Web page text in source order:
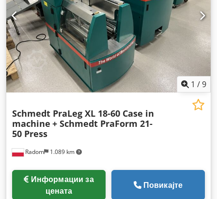
1 /9
Radom 1.089 km
Schmedt PraLeg XL 18-60 Case in
machine + Schmedt PraForm 21-
50 Press
цената
Повикајте